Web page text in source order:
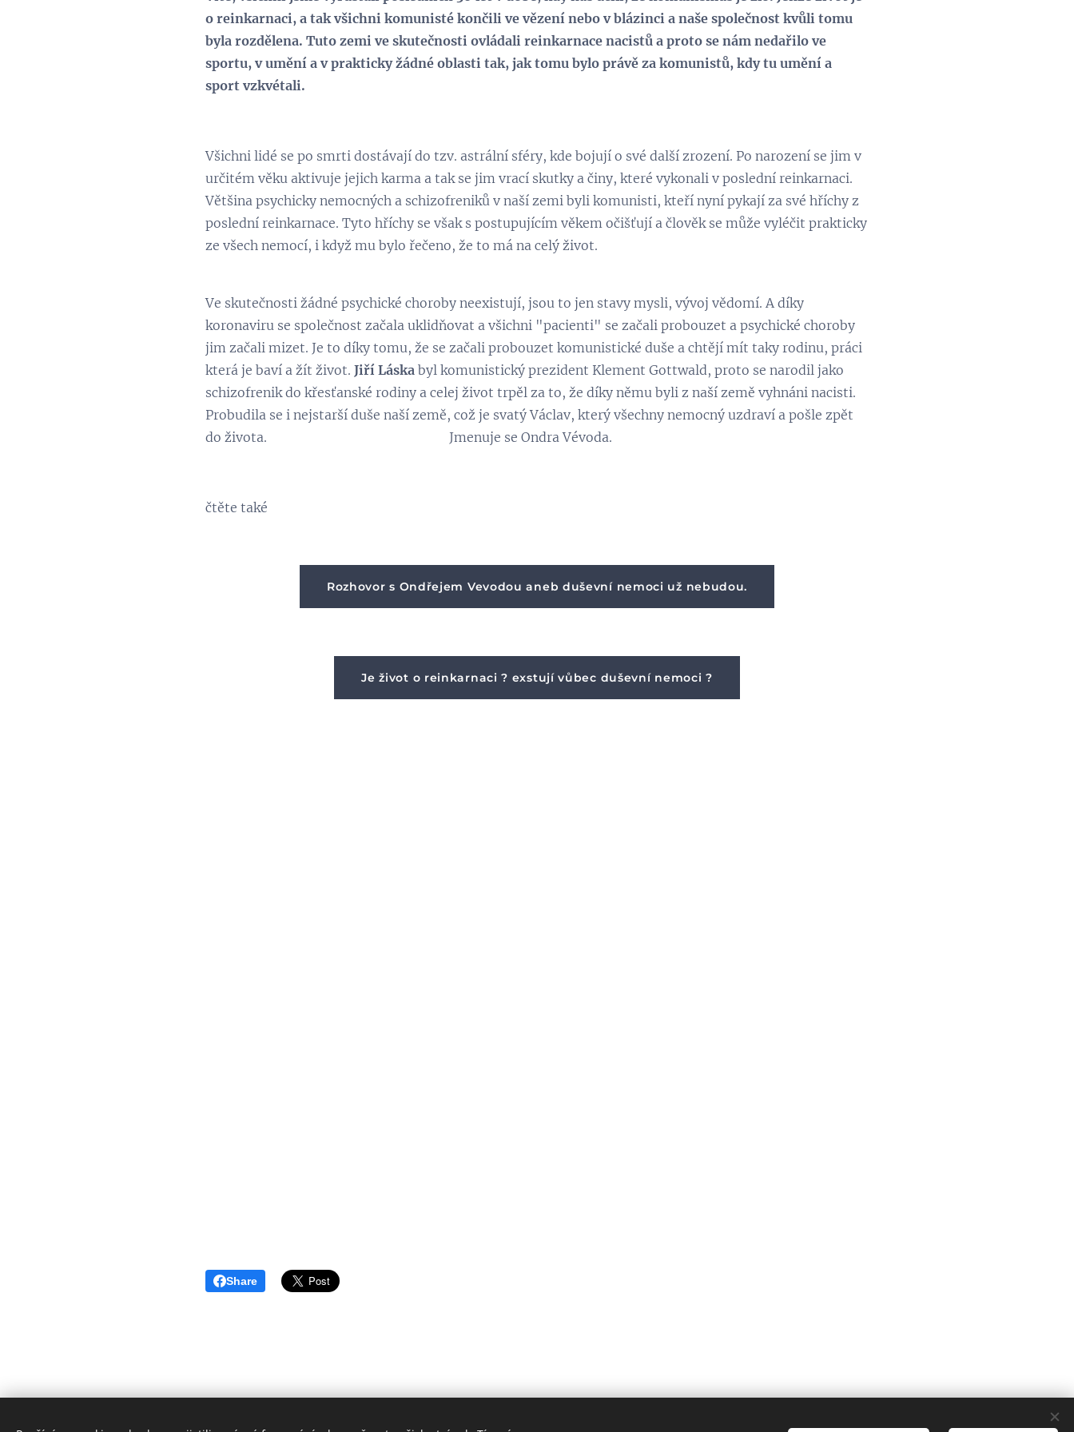
o reinkarnaci, a tak všichni komunisté končili ve vězení nebo v blázinci a naše společnost kvůli tomu
byla rozdělena. Tuto zemi ve skutečnosti ovládali reinkarnace nacistů a proto se nám nedařilo ve
sportu, v umění a v prakticky žádné oblasti tak, jak tomu bylo právě za komunistů, kdy tu umění a
sport vzkvétali.
Všichni lidé se po smrti dostávají do tzv. astrální sféry, kde bojují o své další zrození. Po narození se jim v
určitém věku aktivuje jejich karma a tak se jim vrací skutky a činy, které vykonali v poslední reinkarnaci.
Většina psychicky nemocných a schizofreniků v naší zemi byli komunisti, kteří nyní pykají za své hříchy z
poslední reinkarnace. Tyto hříchy se však s postupujícím věkem očišťují a člověk se může vyléčit prakticky
ze všech nemocí, i když mu bylo řečeno, že to má na celý život.
Ve skutečnosti žádné psychické choroby neexistují, jsou to jen stavy mysli, vývoj vědomí. A díky
koronaviru se společnost začala uklidňovat a všichni "pacienti" se začali probouzet a psychické choroby
jim začali mizet. Je to díky tomu, že se začali probouzet komunistické duše a chtějí mít taky rodinu, práci
která je baví a žít život. Jiří Láska byl komunistický prezident Klement Gottwald, proto se narodil jako
schizofrenik do křesťanské rodiny a celej život trpěl za to, že díky němu byli z naší země vyhnáni nacisti.
Probudila se i nejstarší duše naší země, což je svatý Václav, který všechny nemocný uzdraví a pošle zpět
do života. Jmenuje se Ondra Vévoda.
čtěte také
Rozhovor s Ondřejem Vevodou aneb duševní nemoci už nebudou.
Je život o reinkarnaci ? exstují vůbec duševní nemoci ?
Share